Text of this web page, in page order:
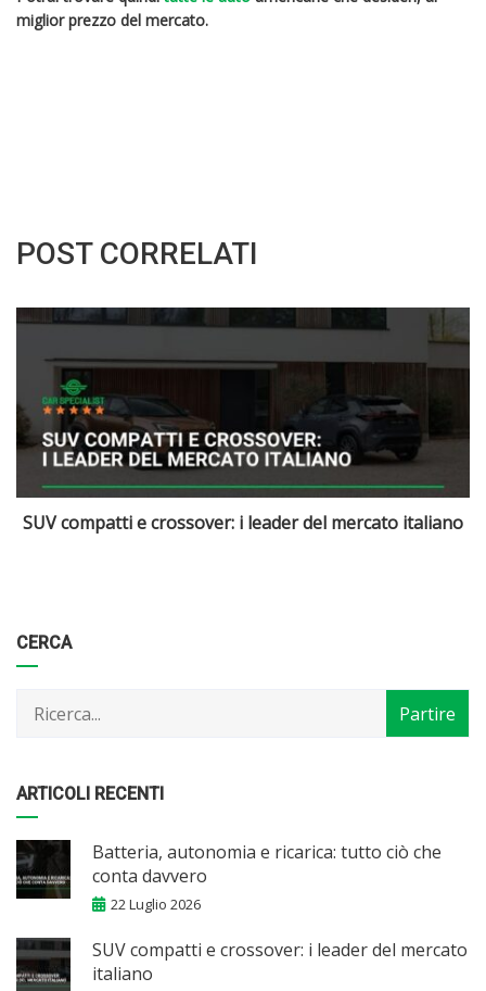
miglior prezzo del mercato.
POST CORRELATI
Crossover compatti: la soluzione per famiglie e
CERCA
ARTICOLI RECENTI
Batteria, autonomia e ricarica: tutto ciò che
conta davvero
22 Luglio 2026
SUV compatti e crossover: i leader del mercato
italiano
Categorie
Articoli
per